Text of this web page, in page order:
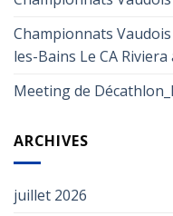
Championnats
les-Bains Le CA
Meeting de
ARCHIVES
juillet 2026